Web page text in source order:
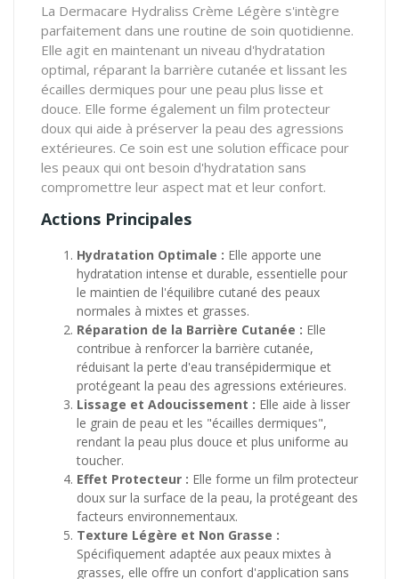
La Dermacare Hydraliss Crème Légère s'intègre
parfaitement dans une routine de soin quotidienne.
Elle agit en maintenant un niveau d'hydratation
optimal, réparant la barrière cutanée et lissant les
écailles dermiques pour une peau plus lisse et
douce. Elle forme également un film protecteur
doux qui aide à préserver la peau des agressions
extérieures. Ce soin est une solution efficace pour
les peaux qui ont besoin d'hydratation sans
compromettre leur aspect mat et leur confort.
Actions Principales
Hydratation Optimale : Elle apporte une
hydratation intense et durable, essentielle pour
le maintien de l'équilibre cutané des peaux
normales à mixtes et grasses.
Réparation de la Barrière Cutanée : Elle
contribue à renforcer la barrière cutanée,
réduisant la perte d'eau transépidermique et
protégeant la peau des agressions extérieures.
Lissage et Adoucissement : Elle aide à lisser
le grain de peau et les "écailles dermiques",
rendant la peau plus douce et plus uniforme au
toucher.
Effet Protecteur : Elle forme un film protecteur
doux sur la surface de la peau, la protégeant des
facteurs environnementaux.
Texture Légère et Non Grasse :
Spécifiquement adaptée aux peaux mixtes à
grasses, elle offre un confort d'application sans